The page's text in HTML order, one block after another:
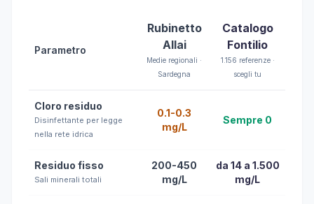
Parametro
Rubinetto
Allai
Medie regionali ·
Sardegna
Catalogo
Fontilio
1.156 referenze ·
scegli tu
Cloro residuo
Disinfettante per legge
nella rete idrica
0.1-0.3
mg/L
Sempre 0
Residuo fisso
Sali minerali totali
200-450
mg/L
da 14 a 1.500
mg/L